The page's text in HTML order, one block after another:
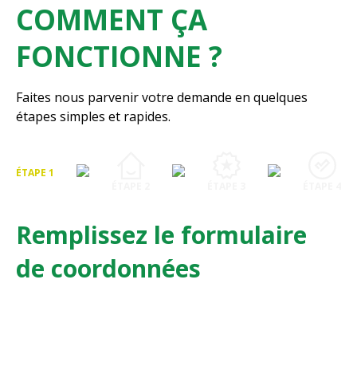
COMMENT ÇA
FONCTIONNE ?
Faites nous parvenir votre demande en quelques
étapes simples et rapides.
ÉTAPE 1
Remplissez le formulaire
de coordonnées